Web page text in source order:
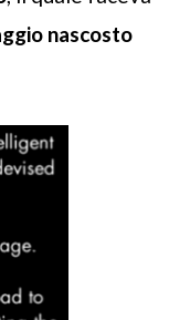
nascosto